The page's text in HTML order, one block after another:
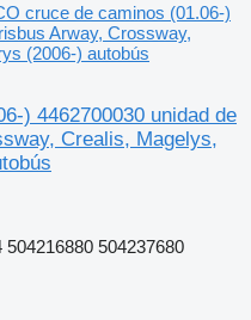
cruce de caminos (01.06-)
Arway, Crossway,
(2006-) autobús
) 4462700030 unidad de
Crealis, Magelys,
504237680